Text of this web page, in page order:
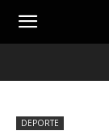
DEPORTE